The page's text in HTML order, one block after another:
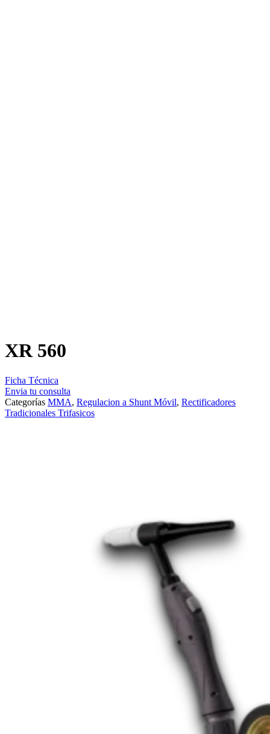
XR 560
Ficha Técnica
Envia tu consulta
Categorías MMA, Regulacion a Shunt Móvil, Rectificadores
Tradicionales Trifasicos